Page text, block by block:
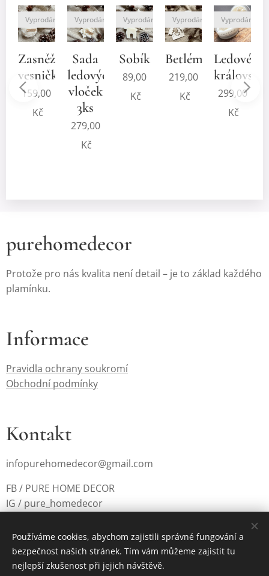
Zasněžená
vesnička
Vyprodáno
159,00
Kč
Sada
ledových
vloček
3ks
Vyprodáno
279,00
Kč
Sobík
Vyprodáno
89,00
Kč
Betlém
Vyprodáno
219,00
Kč
Ledové
království
Vyprodáno
299,00
Kč
purehomedecor
Protože pro nás kvalita není detail – je to základ každého
plamínku.
Informace
Pravidla ochrany soukromí
Obchodní podmínky
Kontakt
infopurehomedecor@gmail.com
FB / PURE HOME DECOR
IG / pure_homedecor
Cookies
Používáme cookies, abychom zajistili správné fungování a
bezpečnost našich stránek. Tím vám můžeme zajistit tu
nejlepší zkušenost při jejich návštěvě.